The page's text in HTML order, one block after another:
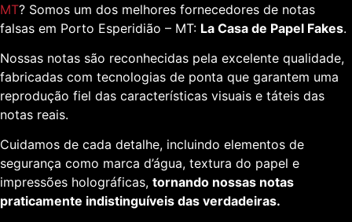
MT? Somos um dos melhores fornecedores de notas
falsas em Porto Esperidião – MT: La Casa de Papel Fakes.
Nossas notas são reconhecidas pela excelente qualidade,
fabricadas com tecnologias de ponta que garantem uma
reprodução fiel das características visuais e táteis das
notas reais.
Cuidamos de cada detalhe, incluindo elementos de
segurança como marca d’água, textura do papel e
impressões holográficas, tornando nossas notas
praticamente indistinguíveis das verdadeiras.